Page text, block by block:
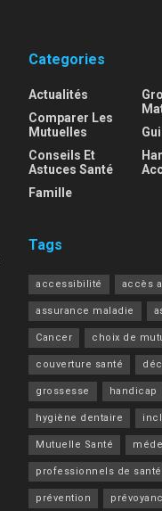
Categories
Actualités
Comparer Les
Mutuelles
Conseils Et
Astuces Santé
Famille
Tags
accessibilité accès
assurance maladie
Cancer choix de
couverture santé
grossesse handicap
hygiène dentaire
Mutuelle Santé
professionnels de santé
prévention